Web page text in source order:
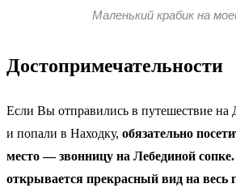
Маленький крабик на
Достопримечательности
Если Вы отправились в путешествие на
и попали в Находку, обязательно
место — звонницу на Лебединой
открывается прекрасный вид на весь